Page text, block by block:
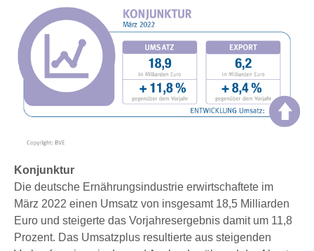
Konjunktur
Die deutsche Ernährungsindustrie erwirtschaftete im
März 2022 einen Umsatz von insgesamt 18,5 Milliarden
Euro und steigerte das Vorjahresergebnis damit um 11,8
Prozent. Das Umsatzplus resultierte aus steigenden